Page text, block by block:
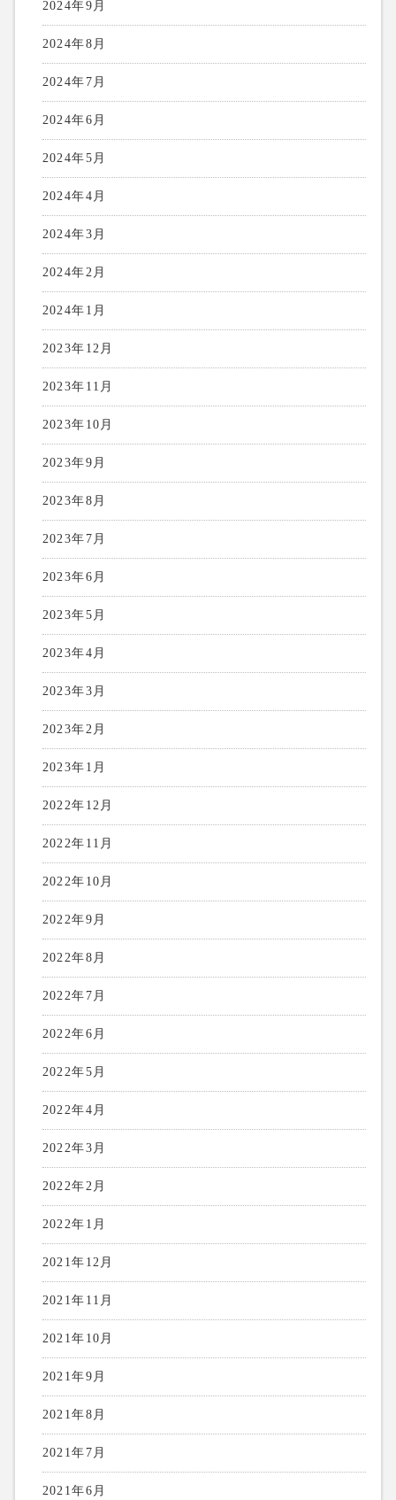
2024年9月
2024年8月
2024年7月
2024年6月
2024年5月
2024年4月
2024年3月
2024年2月
2024年1月
2023年12月
2023年11月
2023年10月
2023年9月
2023年8月
2023年7月
2023年6月
2023年5月
2023年4月
2023年3月
2023年2月
2023年1月
2022年12月
2022年11月
2022年10月
2022年9月
2022年8月
2022年7月
2022年6月
2022年5月
2022年4月
2022年3月
2022年2月
2022年1月
2021年12月
2021年11月
2021年10月
2021年9月
2021年8月
2021年7月
2021年6月